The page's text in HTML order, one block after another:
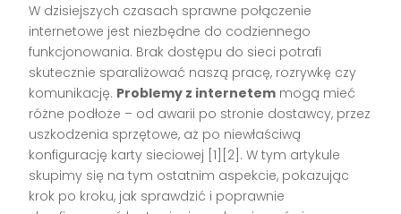
W dzisiejszych czasach sprawne połączenie
internetowe jest niezbędne do codziennego
funkcjonowania. Brak dostępu do sieci potrafi
skutecznie sparaliżować naszą pracę, rozrywkę czy
komunikację. Problemy z internetem mogą mieć
różne podłoże – od awarii po stronie dostawcy, przez
uszkodzenia sprzętowe, aż po niewłaściwą
konfigurację karty sieciowej [1][2]. W tym artykule
skupimy się na tym ostatnim aspekcie, pokazując
krok po kroku, jak sprawdzić i poprawnie